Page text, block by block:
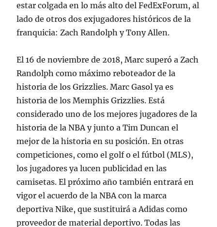
estar colgada en lo más alto del FedExForum, al
lado de otros dos exjugadores históricos de la
franquicia: Zach Randolph y Tony Allen.
El 16 de noviembre de 2018, Marc superó a Zach
Randolph como máximo reboteador de la
historia de los Grizzlies. Marc Gasol ya es
historia de los Memphis Grizzlies. Está
considerado uno de los mejores jugadores de la
historia de la NBA y junto a Tim Duncan el
mejor de la historia en su posición. En otras
competiciones, como el golf o el fútbol (MLS),
los jugadores ya lucen publicidad en las
camisetas. El próximo año también entrará en
vigor el acuerdo de la NBA con la marca
deportiva Nike, que sustituirá a Adidas como
proveedor de material deportivo. Todas las